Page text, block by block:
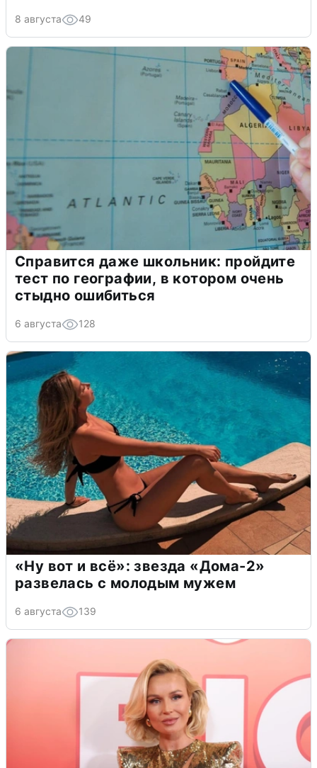
8 августа 49
Справится даже школьник: пройдите
тест по географии, в котором очень
стыдно ошибиться
6 августа 128
«Ну вот и всё»: звезда «Дома-2»
развелась с молодым мужем
6 августа 139